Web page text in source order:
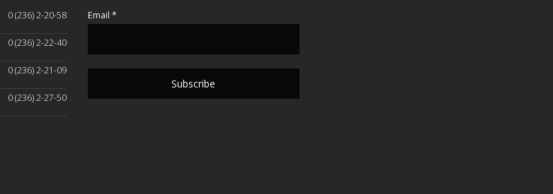
0 (236) 2-20-58
0 (236) 2-22-40
0 (236) 2-21-09
0 (236) 2-27-50
Email *